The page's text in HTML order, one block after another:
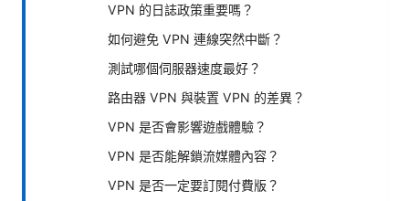
VPN 的日誌政策重要嗎？
如何避免 VPN 連線突然中斷？
測試哪個伺服器速度最好？
路由器 VPN 與裝置 VPN 的差異？
VPN 是否會影響遊戲體驗？
VPN 是否能解鎖流媒體內容？
VPN 是否一定要訂閱付費版？